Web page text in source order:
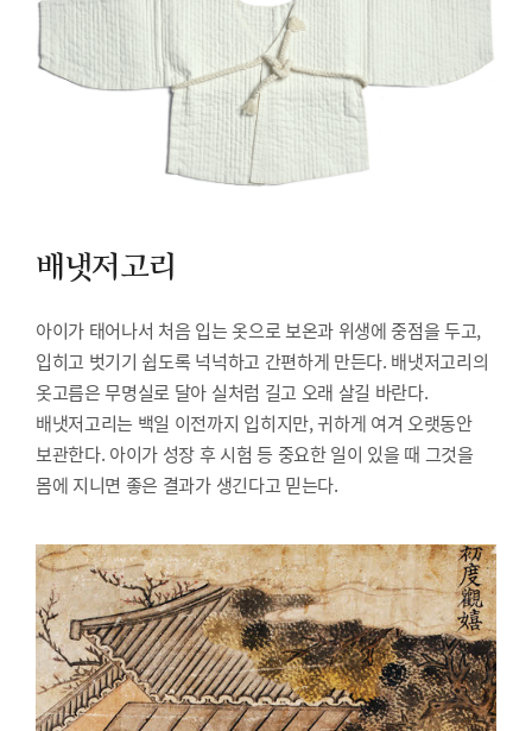
배냇저고리
아이가 태어나서 처음 입는 옷으로 보온과 위생에 중점을 두고,
입히고 벗기기 쉽도록 넉넉하고 간편하게 만든다. 배냇저고리의
옷고름은 무명실로 달아 실처럼 길고 오래 살길 바란다.
배냇저고리는 백일 이전까지 입히지만, 귀하게 여겨 오랫동안
보관한다. 아이가 성장 후 시험 등 중요한 일이 있을 때 그것을
몸에 지니면 좋은 결과가 생긴다고 믿는다.